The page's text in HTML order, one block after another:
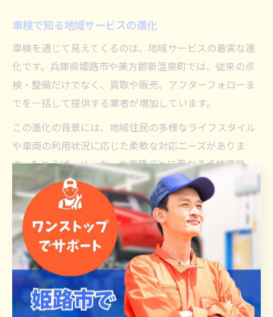
車検で知る地域サービスの進化
車検を通じて見えてくるのは、地域サービスの着実な進
化です。兵庫県姫路市や美方郡新温泉町では、従来の点
検・整備だけでなく、買取や販売、アフターフォローま
でを一括して提供する業者が増加しています。
この進化の背景には、地域住民の多様なライフスタイル
や車両の利用状況に応じた柔軟な対応ニーズがありま
す。たとえば、メーカーや車種ごとに異なる点検項目
や、走行距離・使用年数に応じたメンテナンス提案な
ど、専門的なアドバイスも重視されています。
今後も、地域密着型の車検サービスは、より高い技術力
とホスピタリティを兼ね備え、住民の安全安心なカーラ
イフを支えていくことが期待されます。